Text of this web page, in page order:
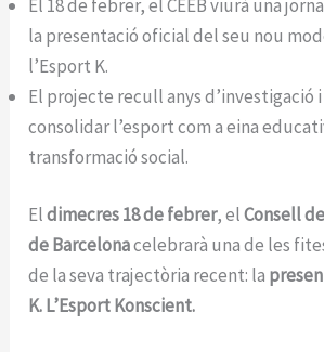
El 18 de febrer, el CEEB viurà una
la presentació oficial del seu nou
l’Esport K.
El projecte recull anys d’investigació
consolidar l’esport com a eina
transformació social.
Eldimecres 18 de febrer, elConsell
de Barcelonacelebrarà una de les
de la seva trajectòria recent: la
K.L’Esport Konscient.